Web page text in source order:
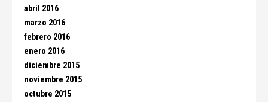
abril 2016
marzo 2016
febrero 2016
enero 2016
diciembre 2015
noviembre 2015
octubre 2015